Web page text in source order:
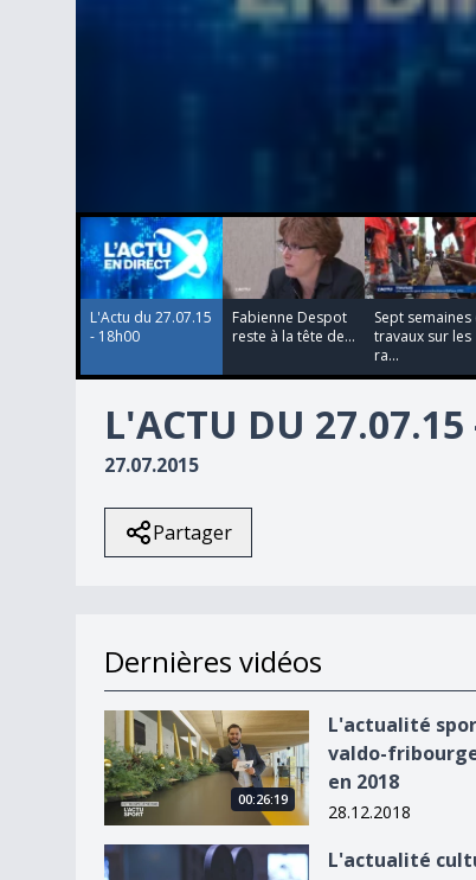
0
seconds
of
secondsVolume
90%
L'Actu du 27.07.15
- 18h00
Fabienne Despot
reste à la tête de...
Sept semaines
travaux sur les
ra...
L'ACTU DU 27.07.15
27.07.2015
Partager
Dernières vidéos
L&#039;actualité sportive valdo-
00:26:19
L'actualité
valdo-
en 2018
28.12.2018
L&#039;actualité culturelle valdo-
L'actualité